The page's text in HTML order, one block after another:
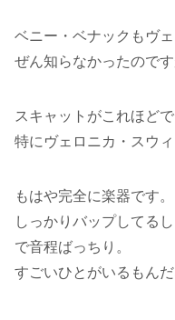
ベニー・ベナックもヴ
ぜん知らなかったので
スキャットがこれほど
特にヴェロニカ・スウ
もはや完全に楽器です。
しっかりバップしてる
で音程ばっちり。
すごいひとがいるもん